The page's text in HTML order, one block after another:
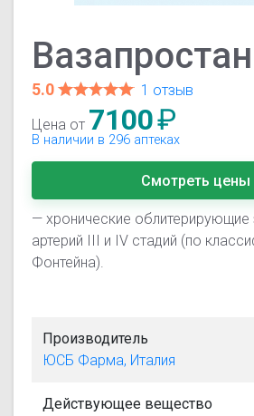
Вазапростан
5.0
1 отзыв
Цена от 7100₽
В наличии в 296 аптеках
Смотреть цены
— хронические облитерирующие
артерий III и IV стадий (по
Фонтейна).
Производитель
ЮСБ Фарма, Италия
Действующее вещество